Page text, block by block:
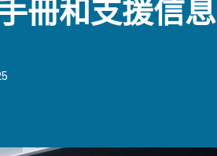
冊和支援信息